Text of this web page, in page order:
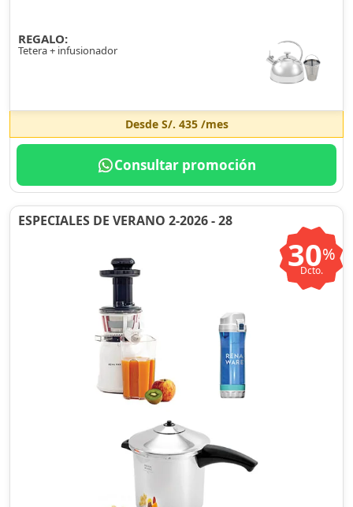
REGALO:
Tetera + infusionador
Desde S/. 435/mes
Consultar promoción
ESPECIALES DE VERANO 2-2026 - 28
30%
Dcto.